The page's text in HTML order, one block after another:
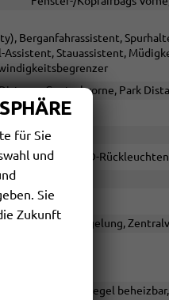
Berganfahrassistent,
Stauassistent,
Control vorne, Park
LED-
Zentralverriegelung,
Außenspiegel
für Sie
und
Sie
Zukunft